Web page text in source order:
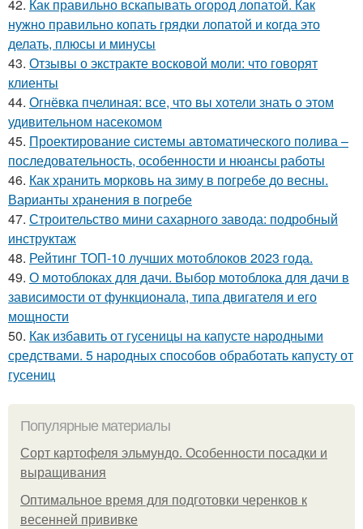
42. Как правильно вскапывать огород лопатой. Как
нужно правильно копать грядки лопатой и когда это
делать, плюсы и минусы
43. Отзывы о экстракте восковой моли: что говорят
клиенты
44. Огнёвка пчелиная: все, что вы хотели знать о этом
удивительном насекомом
45. Проектирование системы автоматического полива –
последовательность, особенности и нюансы работы
46. Как хранить морковь на зиму в погребе до весны.
Варианты хранения в погребе
47. Строительство мини сахарного завода: подробный
инструктаж
48. Рейтинг ТОП-10 лучших мотоблоков 2023 года.
49. О мотоблоках для дачи. Выбор мотоблока для дачи в
зависимости от функционала, типа двигателя и его
мощности
50. Как избавить от гусеницы на капусте народными
средствами. 5 народных способов обработать капусту от
гусениц
Популярные материалы
Сорт картофеля эльмундо. Особенности посадки и
выращивания
Оптимальное время для подготовки черенков к
весенней прививке